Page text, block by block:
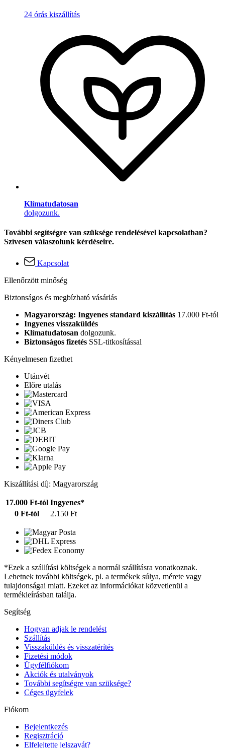
24 órás kiszállítás
Klímatudatosan
dolgozunk.
További segítségre van szüksége rendelésével kapcsolatban?
Szívesen válaszolunk kérdéseire.
Kapcsolat
Ellenőrzött minőség
Biztonságos és megbízható vásárlás
Magyarország: Ingyenes standard kiszállítás 17.000 Ft-tól
Ingyenes visszaküldés
Klímatudatosan dolgozunk.
Biztonságos fizetés SSL-titkosítással
Kényelmesen fizethet
Utánvét
Előre utalás
Kiszállítási díj: Magyarország
17.000 Ft-tól Ingyenes*
0 Ft-tól
2.150 Ft
*Ezek a szállítási költségek a normál szállításra vonatkoznak.
Lehetnek további költségek, pl. a termékek súlya, mérete vagy
tulajdonságai miatt. Ezeket az információkat közvetlenül a
termékleírásban találja.
Segítség
Hogyan adjak le rendelést
Szállítás
Visszaküldés és visszatérítés
Fizetési módok
Ügyfélfiókom
Akciók és utalványok
További segítségre van szüksége?
Céges ügyfelek
Fiókom
Bejelentkezés
Regisztráció
Elfelejtette jelszavát?